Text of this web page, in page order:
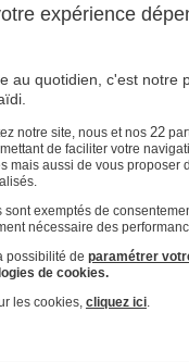
personnelles
expérience
au quotidien, c'est notre
notre site, nous et nos 22
de faciliter votre
mais aussi de vous proposer
exemptés de
nécessaire des
possibilité de paramétrer
de cookies.
les cookies, cliquez ici.